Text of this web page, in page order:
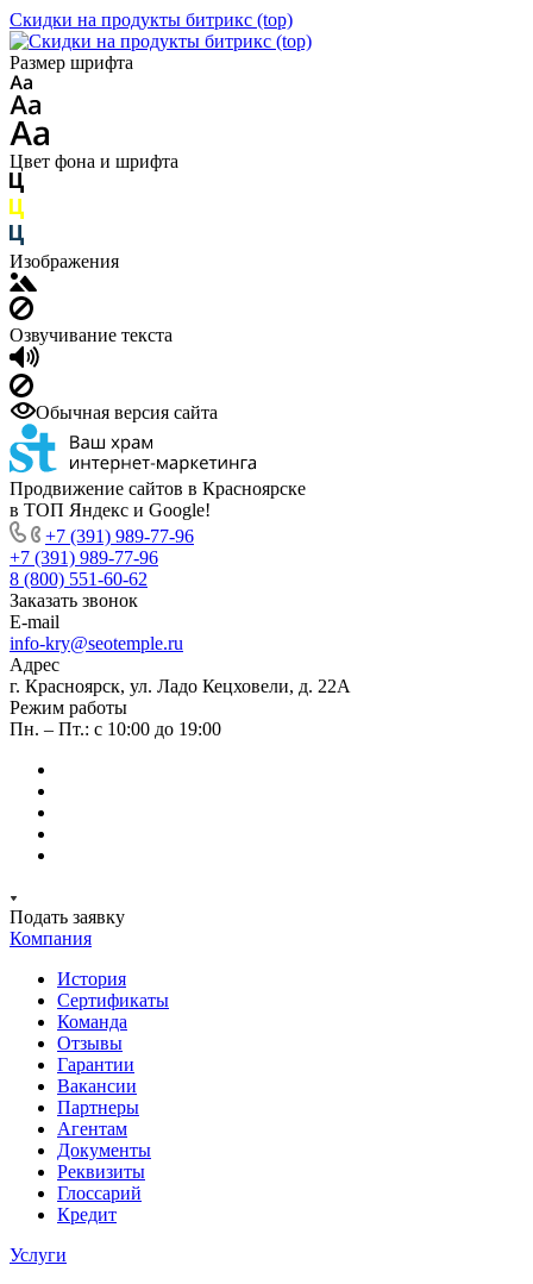
Скидки на продукты битрикс (top)
Размер шрифта
Цвет фона и шрифта
Изображения
Озвучивание текста
Обычная версия сайта
Продвижение сайтов в Красноярске
в ТОП Яндекс и Google!
+7 (391) 989-77-96
+7 (391) 989-77-96
8 (800) 551-60-62
Заказать звонок
E-mail
info-kry@seotemple.ru
Адрес
г. Красноярск, ул. Ладо Кецховели, д. 22А
Режим работы
Пн. – Пт.: с 10:00 до 19:00
Подать заявку
Компания
История
Сертификаты
Команда
Отзывы
Гарантии
Вакансии
Партнеры
Агентам
Документы
Реквизиты
Глоссарий
Кредит
Услуги